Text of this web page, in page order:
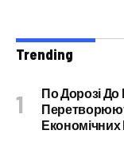
Trending
По Дорозі До
Економічних